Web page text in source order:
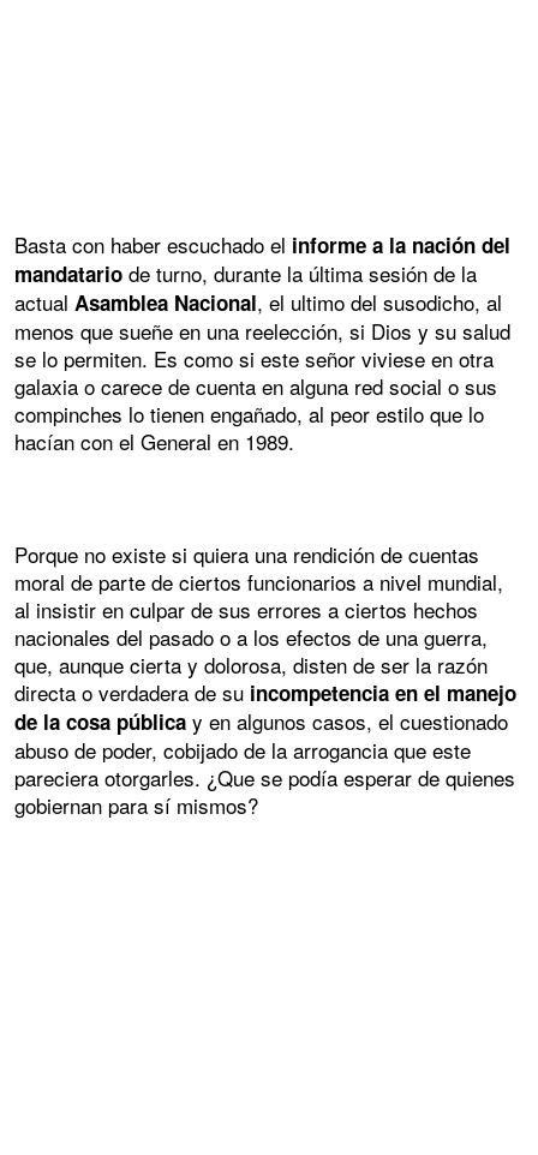
Basta con haber escuchado el informe a la nación del
mandatario de turno, durante la última sesión de la
actual Asamblea Nacional, el ultimo del susodicho, al
menos que sueñe en una reelección, si Dios y su salud
se lo permiten. Es como si este señor viviese en otra
galaxia o carece de cuenta en alguna red social o sus
compinches lo tienen engañado, al peor estilo que lo
hacían con el General en 1989.
Porque no existe si quiera una rendición de cuentas
moral de parte de ciertos funcionarios a nivel mundial,
al insistir en culpar de sus errores a ciertos hechos
nacionales del pasado o a los efectos de una guerra,
que, aunque cierta y dolorosa, disten de ser la razón
directa o verdadera de su incompetencia en el manejo
de la cosa pública y en algunos casos, el cuestionado
abuso de poder, cobijado de la arrogancia que este
pareciera otorgarles. ¿Que se podía esperar de quienes
gobiernan para sí mismos?